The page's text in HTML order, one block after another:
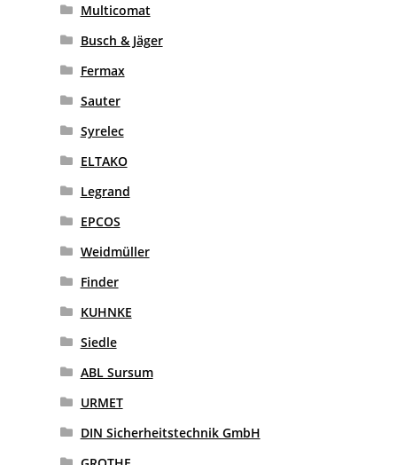
Multicomat
Busch & Jäger
Fermax
Sauter
Syrelec
ELTAKO
Legrand
EPCOS
Weidmüller
Finder
KUHNKE
Siedle
ABL Sursum
URMET
DIN Sicherheitstechnik GmbH